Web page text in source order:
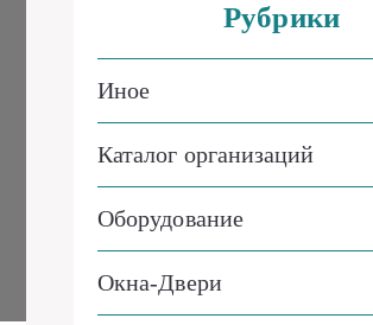
Рубрики
Иное
Каталог организаций
Оборудование
Окна-Двери